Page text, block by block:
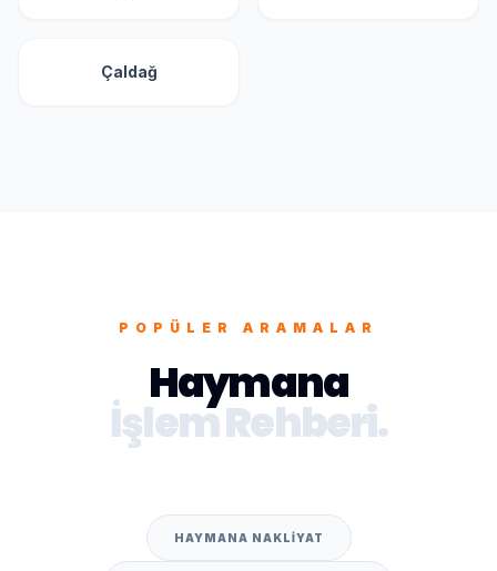
Çaldağ
POPÜLER ARAMALAR
Haymana
İşlem Rehberi.
HAYMANA NAKLIYAT